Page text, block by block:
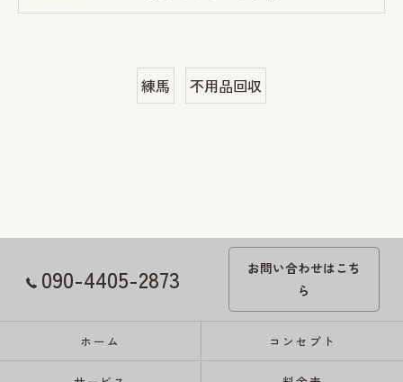
練馬 不用品回収
090-4405-2873
お問い合わせはこち
ら
ホーム コンセプト